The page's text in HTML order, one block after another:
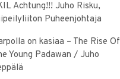
Achtung!!! Juho Risku,
Puheenjohtaja
on kasiaa – The Rise Of
Young Padawan / Juho